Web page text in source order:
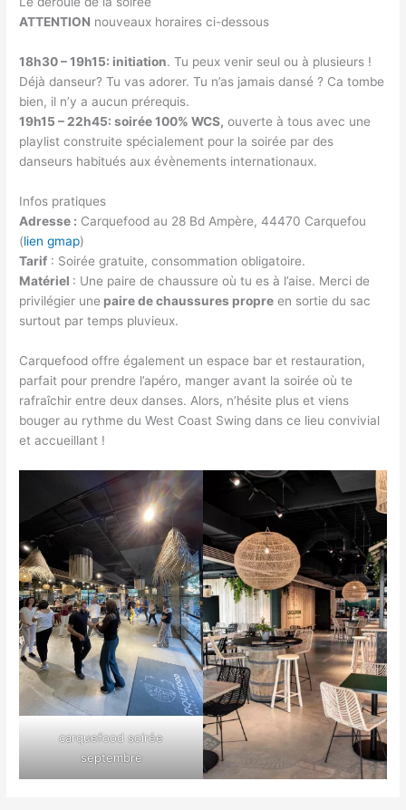
ATTENTION nouveaux horaires ci-dessous
18h30 – 19h15: initiation. Tu peux venir seul ou à plusieurs !
Déjà danseur? Tu vas adorer. Tu n’as jamais dansé ? Ca tombe
bien, il n’y a aucun prérequis.
19h15 – 22h45: soirée 100% WCS, ouverte à tous avec une
playlist construite spécialement pour la soirée par des
danseurs habitués aux évènements internationaux.
Infos pratiques
Adresse : Carquefood au 28 Bd Ampère, 44470 Carquefou
(lien gmap)
Tarif : Soirée gratuite, consommation obligatoire.
Matériel : Une paire de chaussure où tu es à l’aise. Merci de
privilégier une paire de chaussures propre en sortie du sac
surtout par temps pluvieux.
Carquefood offre également un espace bar et restauration,
parfait pour prendre l’apéro, manger avant la soirée où te
rafraîchir entre deux danses. Alors, n’hésite plus et viens
bouger au rythme du West Coast Swing dans ce lieu convivial
et accueillant !
carquefood soirée
septembre